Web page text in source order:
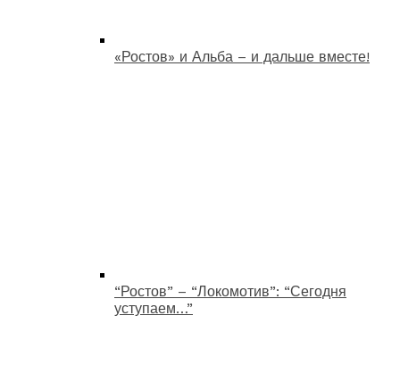
«Ростов» и Альба – и дальше вместе!
“Ростов” – “Локомотив”: “Сегодня
уступаем…”